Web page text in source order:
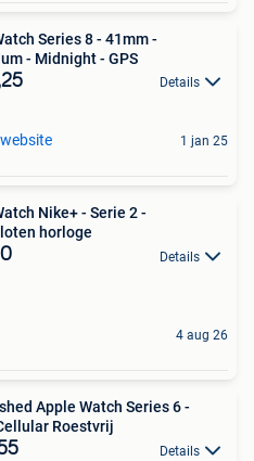
Series 8 - 41mm -
- Midnight - GPS
Details
1 jan 25
Nike+ - Serie 2 -
horloge
Details
4 aug 26
Apple Watch Series 6 -
Roestvrij
Details